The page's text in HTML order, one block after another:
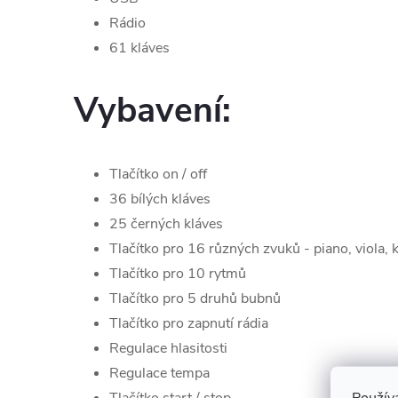
Rádio
61 kláves
Vybavení:
Tlačítko on / off
36 bílých kláves
25 černých kláves
Tlačítko pro 16 různých zvuků - piano, viola,
Tlačítko pro 10 rytmů
Tlačítko pro 5 druhů bubnů
Tlačítko pro zapnutí rádia
Regulace hlasitosti
Regulace tempa